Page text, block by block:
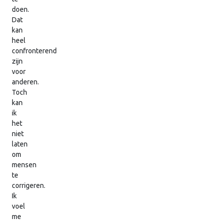
doen.
Dat
kan
heel
confronterend
zijn
voor
anderen.
Toch
kan
ik
het
niet
laten
om
mensen
te
corrigeren.
Ik
voel
me